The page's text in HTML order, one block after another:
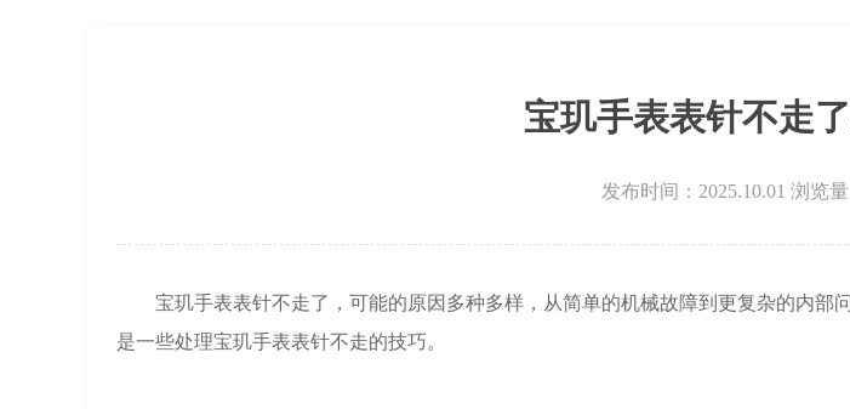
宝玑手表表针不走
发布时间：2025.10.01 浏览量
宝玑手表表针不走了，可能的原因多种多样，从简单的机械故障到更复杂的内部
是一些处理宝玑手表表针不走的技巧。